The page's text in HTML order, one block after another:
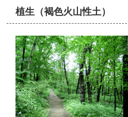
植生（褐色火山性土）